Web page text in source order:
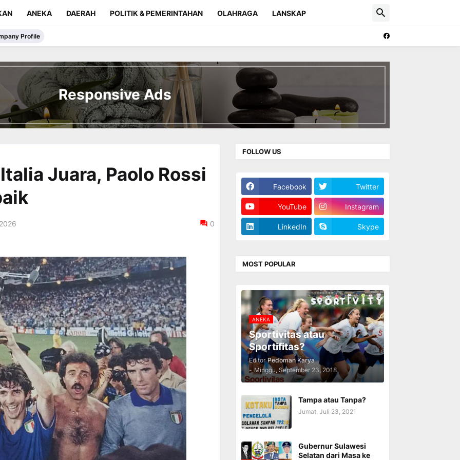
ANEKA DAERAH POLITIK & PEMERINTAHAN OLAHRAGA LANSKAP
Profile
Responsive Ads
Juara, Paolo Rossi
0
FOLLOW US
Facebook Twitter
YouTube Instagram
LinkedIn Skype
MOST POPULAR
ANEKA
Sportivitas atau
Sportifitas?
Editor Pedoman Karya
- Minggu, September 23, 2018
Tampa atau Tanpa?
Jumat, Juli 23, 2021
Gubernur Sulawesi
Selatan dari Masa ke